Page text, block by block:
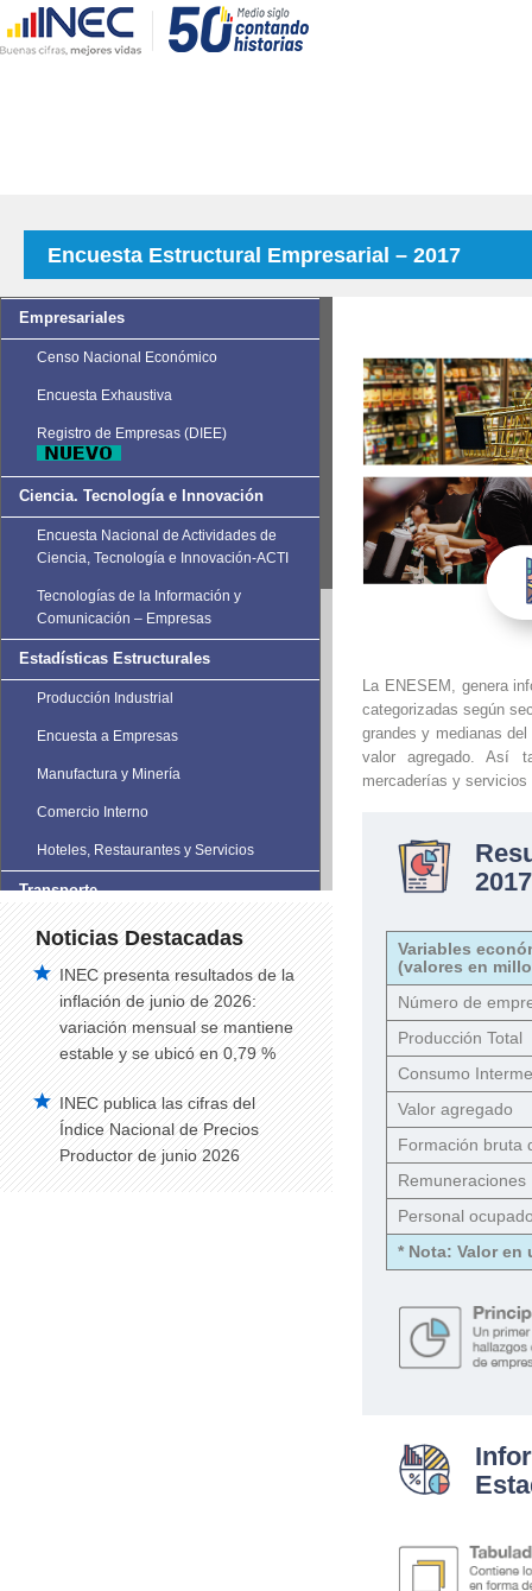
Encuesta Estructural Empresarial – 2017
Empresariales
Censo Nacional Económico
Encuesta Exhaustiva
Registro de Empresas (DIEE)
Ciencia. Tecnología e Innovación
Encuesta Nacional de Actividades de
Ciencia, Tecnología e Innovación-ACTI
Tecnologías de la Información y
Comunicación – Empresas
Estadísticas Estructurales
Producción Industrial
Encuesta a Empresas
Manufactura y Minería
Comercio Interno
Hoteles, Restaurantes y Servicios
Transporte
Estadísticas de Transporte
Vehículos Matriculados
Siniestros de Tránsito
Siniestros de tránsito trimestral
Vehículos Matriculados – Serie Histórica
2008-2014
Construcción
Noticias Destacadas
INEC presenta resultados de la
inflación de junio de 2026:
variación mensual se mantiene
estable y se ubicó en 0,79 %
INEC publica las cifras del
Índice Nacional de Precios
Productor de junio 2026
La ENESEM, genera
categorizadas según
grandes y medianas
valor agregado. Así
mercaderías y
2017
Variables
(valores en
Número de
Producción Total
Consumo
Valor agregado
Formación bruta
Remuneraciones
Personal
* Nota: Valor en